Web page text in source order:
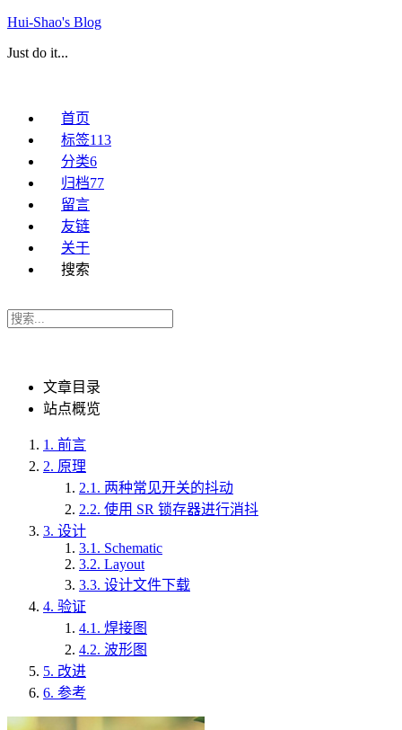
Hui-Shao's Blog
Just do it...
首页
标签113
分类6
归档77
留言
友链
关于
搜索
文章目录
站点概览
1. 前言
2. 原理
2.1. 两种常见开关的抖动
2.2. 使用 SR 锁存器进行消抖
3. 设计
3.1. Schematic
3.2. Layout
3.3. 设计文件下载
4. 验证
4.1. 焊接图
4.2. 波形图
5. 改进
6. 参考